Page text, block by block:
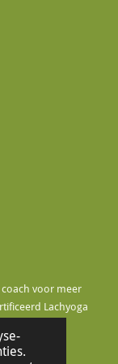
coach voor meer
Lachyoga